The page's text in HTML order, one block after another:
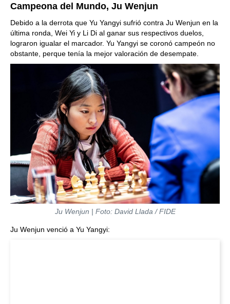
Campeona del Mundo, Ju Wenjun
Debido a la derrota que Yu Yangyi sufrió contra Ju Wenjun en la
última ronda, Wei Yi y Li Di al ganar sus respectivos duelos,
lograron igualar el marcador. Yu Yangyi se coronó campeón no
obstante, perque tenía la mejor valoración de desempate.
Ju Wenjun | Foto: David Llada / FIDE
Ju Wenjun venció a Yu Yangyi: